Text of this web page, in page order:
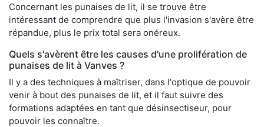
Concernant les punaises de lit, il se trouve être
intéressant de comprendre que plus l'invasion s'avère être
répandue, plus le prix total sera onéreux.
Quels s'avèrent être les causes d'une prolifération de
punaises de lit à Vanves ?
Il y a des techniques à maîtriser, dans l'optique de pouvoir
venir à bout des punaises de lit, et il faut suivre des
formations adaptées en tant que désinsectiseur, pour
pouvoir les connaître.